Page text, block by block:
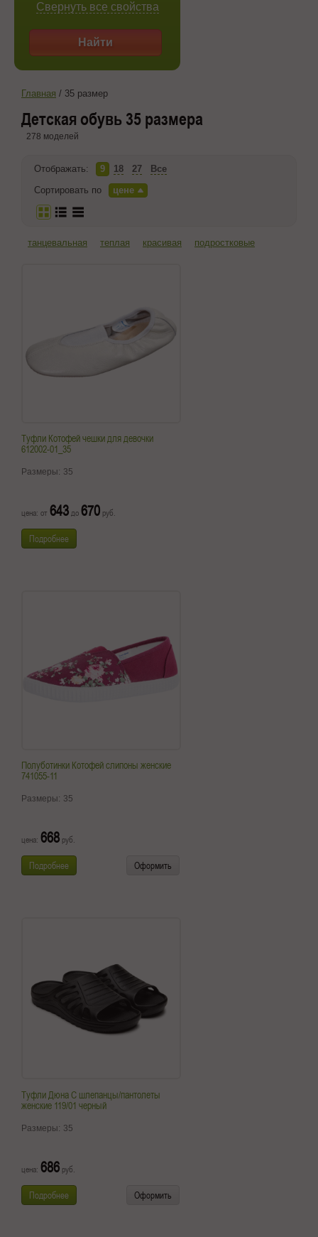
Свернуть все свойства
Найти
Главная / 35 размер
Детская обувь 35 размера
278 моделей
Отображать: 9 18 27
Все
Сортировать по
цене
танцевальная теплая красивая подростковые
Туфли Котофей чешки для девочки
612002-01_35
Размеры: 35
цена: от 643до670 руб.
Подробнее
Полуботинки Котофей слипоны женские
741055-11
Размеры: 35
цена: 668 руб.
Подробнее Оформить
Туфли Дюна С шлепанцы/пантолеты
женские 119/01 черный
Размеры: 35
цена: 686 руб.
Подробнее Оформить